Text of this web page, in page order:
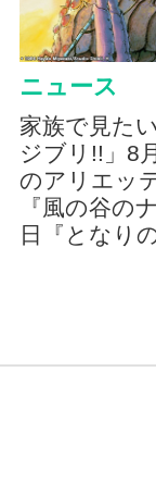
ニュース
家族で見た
ジブリ!!」8
のアリエッ
『風の谷の
日『となり